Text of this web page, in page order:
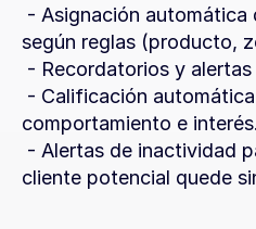
según reglas (producto,
- Recordatorios y
comportamiento e interés.
cliente potencial quede